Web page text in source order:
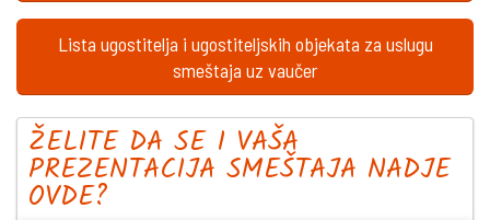
Lista ugostitelja i ugostiteljskih objekata za uslugu
smeštaja uz vaučer
ŽELITE DA SE I VAŠA
PREZENTACIJA SMEŠTAJA NADJE
OVDE?